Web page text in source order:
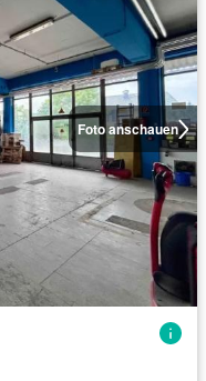
Foto anschauen